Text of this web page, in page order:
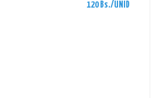
120 Bs./UNID